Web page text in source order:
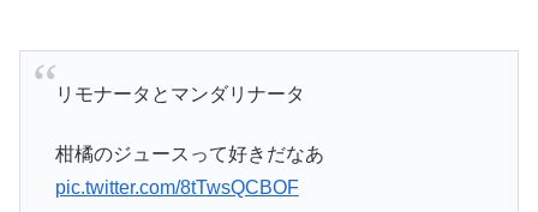
リモナータとマンダリナータ
柑橘のジュースって好きだなあ
pic.twitter.com/8tTwsQCBOF